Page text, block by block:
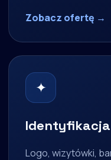
Zobacz ofertę →
✦
Logo, wizytówki,